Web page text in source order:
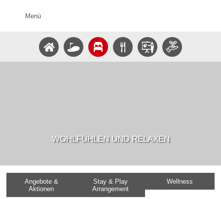
Menü
WOHLFÜHLEN UND RELAXEN
Angebote &
Aktionen
Stay & Play
Arrangement
Wellness